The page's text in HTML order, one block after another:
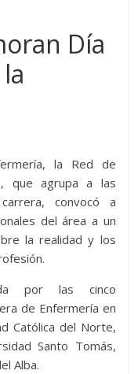
Día
la Red de
que agrupa a las
convocó a
del área a un
la realidad y los
por las cinco
de Enfermería en
Católica del Norte,
Santo Tomás,
Alba.